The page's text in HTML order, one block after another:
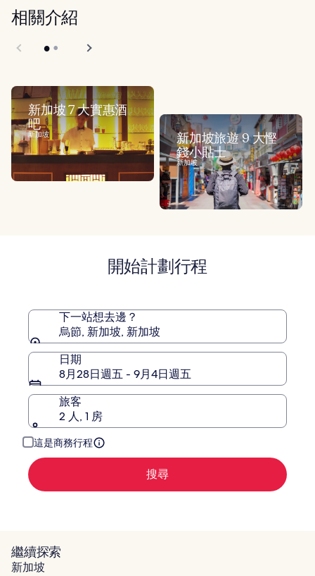
相關介紹
新加坡 7 大實惠酒
吧
新加坡
新加坡旅遊 9 大慳
錢小貼士
新加坡
開始計劃行程
下一站想去邊？
烏節, 新加坡, 新加坡
日期
8月28日週五 - 9月4日週五
旅客
2 人, 1 房
這是商務行程
搜尋
繼續探索
新加坡